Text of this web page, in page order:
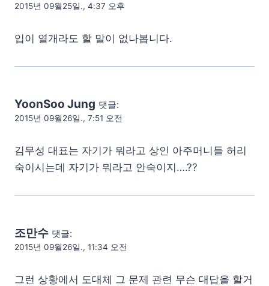
2015년 09월25일., 4:37 오후
입이 열개라도 할 말이 없나봅니다.
YoonSoo Jung 댓글:
2015년 09월26일., 7:51 오전
김무성 대표는 자기가 뭐라고 상인 아주머니들 허리
숙이시는데 자기가 뭐라고 안숙이지….??
조만수 댓글:
2015년 09월26일., 11:34 오전
그런 상황에서 도대체 그 문제 관련 무슨 대답을 할거